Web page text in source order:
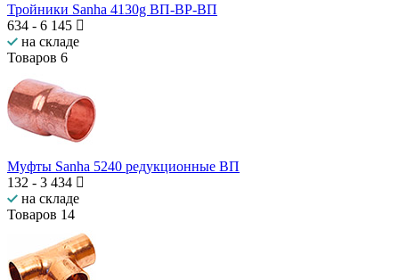
Тройники Sanha 4130g ВП-ВР-ВП
634 - 6 145
на складе
Товаров 6
Муфты Sanha 5240 редукционные ВП
132 - 3 434
на складе
Товаров 14